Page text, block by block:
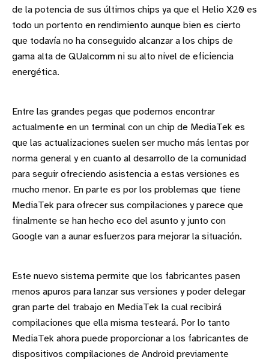
de la potencia de sus últimos chips ya que el Helio X20 es
todo un portento en rendimiento aunque bien es cierto
que todavía no ha conseguido alcanzar a los chips de
gama alta de QUalcomm ni su alto nivel de eficiencia
energética.
Entre las grandes pegas que podemos encontrar
actualmente en un terminal con un chip de MediaTek es
que las actualizaciones suelen ser mucho más lentas por
norma general y en cuanto al desarrollo de la comunidad
para seguir ofreciendo asistencia a estas versiones es
mucho menor. En parte es por los problemas que tiene
MediaTek para ofrecer sus compilaciones y parece que
finalmente se han hecho eco del asunto y junto con
Google van a aunar esfuerzos para mejorar la situación.
Este nuevo sistema permite que los fabricantes pasen
menos apuros para lanzar sus versiones y poder delegar
gran parte del trabajo en MediaTek la cual recibirá
compilaciones que ella misma testeará. Por lo tanto
MediaTek ahora puede proporcionar a los fabricantes de
dispositivos compilaciones de Android previamente